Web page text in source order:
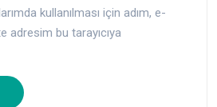
kullanılması için adım, e-
adresim bu tarayıcıya